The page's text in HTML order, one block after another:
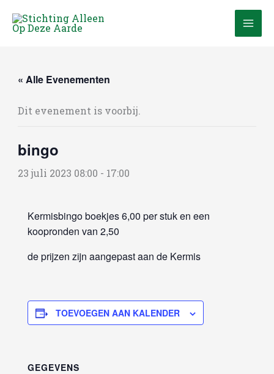
naar
« Alle Evenementen
Dit evenement is voorbij.
bingo
23 juli 2023 08:00 - 17:00
Kermisbingo boekjes 6,00 per stuk en een
koopronden van 2,50
de prijzen zijn aangepast aan de Kermis
TOEVOEGEN AAN KALENDER
GEGEVENS